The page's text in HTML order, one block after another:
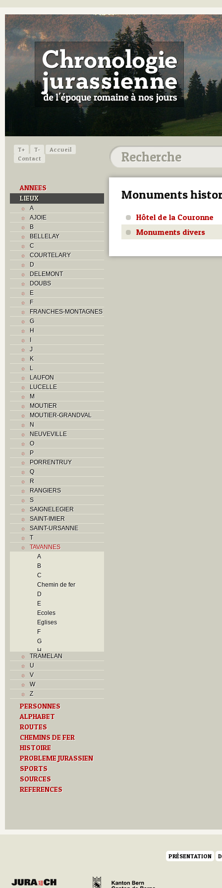
T+ T-
Accueil
Contact
ANNEES
LIEUX
A
AJOIE
B
BELLELAY
C
COURTELARY
D
DELEMONT
DOUBS
E
F
FRANCHES-MONTAGNES
G
H
I
J
K
L
LAUFON
LUCELLE
M
MOUTIER
MOUTIER-GRANDVAL
N
NEUVEVILLE
O
P
PORRENTRUY
Q
R
RANGIERS
S
SAIGNELEGIER
SAINT-IMIER
SAINT-URSANNE
T
TAVANNES
A
B
C
Chemin de fer
D
E
Ecoles
Eglises
F
G
H
I
P
Problème jurassien
R
Routes
S
Textes
Z
TRAMELAN
U
V
W
Z
PERSONNES
ALPHABET
ROUTES
CHEMINS DE FER
HISTOIRE
PROBLEME JURASSIEN
SPORTS
SOURCES
REFERENCES
Monuments
Hôtel de la Couronne
Monuments divers
PRÉSENTATION